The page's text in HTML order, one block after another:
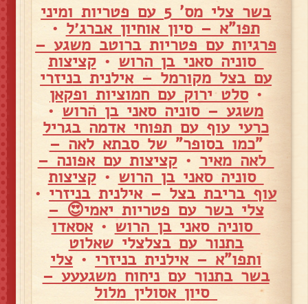
בשר צלי מס' 5 עם פטריות ומיני
תפו"א – סיון אוחיון אברג׳ל •
פרגיות עם פטריות ברוטב משגע –
סוניה סאני בן הרוש •קציצות
עם בצל מקורמל – אילנית בניזרי
•סלט ירוק עם חמוציות ופקאן
משגע – סוניה סאני בן הרוש •
כרעי עוף עם תפוחי אדמה בגריל
"כמו בסופר" של סבתא לאה –
לאה מאיר •קציצות עם אפונה –
סוניה סאני בן הרוש •קציצות
עוף בריבת בצל – אילנית בניזרי •
צלי בשר עם פטריות יאמי😍 –
סוניה סאני בן הרוש •אסאדו
בתנור עם בצלצלי שאלוט
ותפו"א – אילנית בניזרי • צלי
בשר בתנור עם ניחוח משגעעע –
סיון אסולין מלול